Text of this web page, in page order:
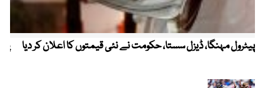
پیٹرول مہنگا، ڈیزل سستا، حکومت نے نئی قیمتوں کا اعلان کر دیا